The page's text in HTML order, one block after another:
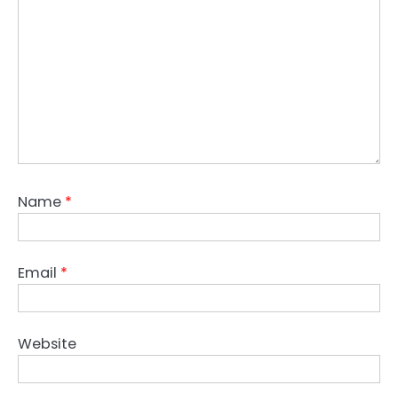
Name *
Email *
Website